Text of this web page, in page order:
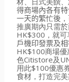
得商場內各有
一天的繁忙後 ，
推廣期內只需
HK$300 ，就
戶機印發票及
HK$100商場優
色Citistore及
用此$100優惠
食材，打造完美